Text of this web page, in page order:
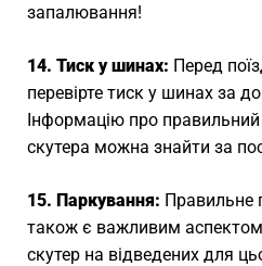
запалювання!
14. Тиск у шинах: Перед
перевірте тиск у шинах за
Інформацію про
скутера можна знайти за
15. Паркування: Правильне
також є важливим
скутер на відведених для